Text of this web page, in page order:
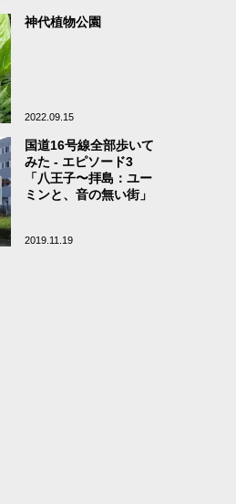
神代植物公園
2022.09.15
国道16号線全部歩いて
みた - エピソード3
「八王子〜拝島：ユー
ミンと、音の無い街」
2019.11.19